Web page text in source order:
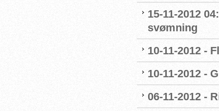
15-11-2012
svømning
10-11-2012 -
10-11-2012 -
06-11-2012 -